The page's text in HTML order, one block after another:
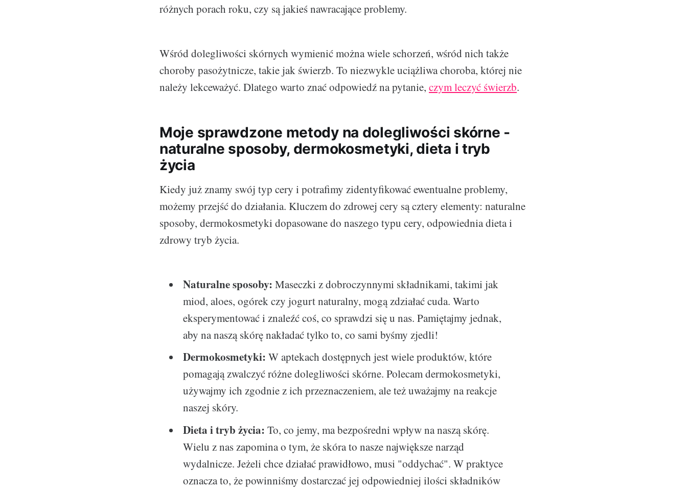
różnych porach roku, czy są jakieś nawracające problemy.
Wśród dolegliwości skórnych wymienić można wiele schorzeń, wśród nich także
choroby pasożytnicze, takie jak świerzb. To niezwykle uciążliwa choroba, której nie
należy lekceważyć. Dlatego warto znać odpowiedź na pytanie, czym leczyć świerzb.
Moje sprawdzone metody na dolegliwości skórne -
naturalne sposoby, dermokosmetyki, dieta i tryb
życia
Kiedy już znamy swój typ cery i potrafimy zidentyfikować ewentualne problemy,
możemy przejść do działania. Kluczem do zdrowej cery są cztery elementy: naturalne
sposoby, dermokosmetyki dopasowane do naszego typu cery, odpowiednia dieta i
zdrowy tryb życia.
Naturalne sposoby: Maseczki z dobroczynnymi składnikami, takimi jak
miod, aloes, ogórek czy jogurt naturalny, mogą zdziałać cuda. Warto
eksperymentować i znaleźć coś, co sprawdzi się u nas. Pamiętajmy jednak,
aby na naszą skórę nakładać tylko to, co sami byśmy zjedli!
Dermokosmetyki: W aptekach dostępnych jest wiele produktów, które
pomagają zwalczyć różne dolegliwości skórne. Polecam dermokosmetyki,
używajmy ich zgodnie z ich przeznaczeniem, ale też uważajmy na reakcje
naszej skóry.
Dieta i tryb życia: To, co jemy, ma bezpośredni wpływ na naszą skórę.
Wielu z nas zapomina o tym, że skóra to nasze największe narząd
wydalnicze. Jeżeli chce działać prawidłowo, musi "oddychać". W praktyce
oznacza to, że powinniśmy dostarczać jej odpowiedniej ilości składników